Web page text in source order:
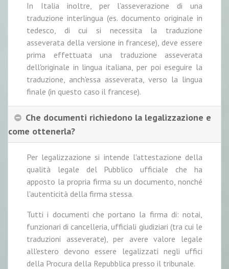
In Italia inoltre, per l'asseverazione di una
traduzione interlingua (es. documento originale in
tedesco, di cui si necessita la traduzione
asseverata della versione in francese), deve essere
prima effettuata una traduzione asseverata
dell'originale in lingua italiana, per poi eseguire la
traduzione, anch'essa asseverata, verso la lingua
finale (in questo caso il francese).
Che documenti richiedono la legalizzazione e
come ottenerla?
Per legalizzazione si intende l'attestazione della
qualità legale del Pubblico ufficiale che ha
apposto la propria firma su un documento, nonché
l'autenticità della firma stessa.
Tutti i documenti che portano la firma di: notai,
funzionari di cancelleria, ufficiali giudiziari (tra cui le
traduzioni asseverate), per avere valore legale
all'estero devono essere legalizzati negli uffici
della Procura della Repubblica presso il tribunale.